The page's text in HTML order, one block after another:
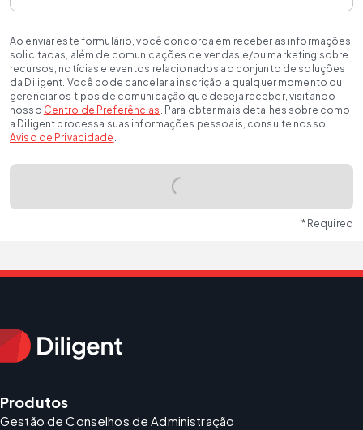
Ao enviar este formulário, você concorda em receber as informações
solicitadas, além de comunicações de vendas e/ou marketing sobre
recursos, notícias e eventos relacionados ao conjunto de soluções
da Diligent. Você pode cancelar a inscrição a qualquer momento ou
gerenciar os tipos de comunicação que deseja receber, visitando
nosso Centro de Preferências . Para obter mais detalhes sobre como
a Diligent processa suas informações pessoais, consulte nosso
Aviso de Privacidade .
* Required
Produtos
Gestão de Conselhos de Administração